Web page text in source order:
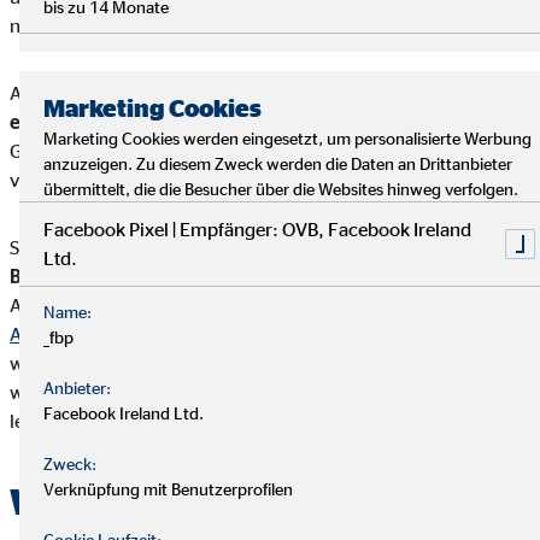
nächsten Spontankauf tätigst.
Außerdem hilft dir die Finanzübersicht,
entdecken. Sobald du nämlich weißt, wo und wann du wieviel
Geld ausgibst, kannst du darüber nachdenken, wie du die
verschiedenen Kosten senken kannst.
Sinnvoll ist das Ganze vor allem, wenn du
Bestimmtes sparen willst
Anschaffung, die nächste Reise oder einfach für
Altersvorsorge
wie viel du monatlich zurücklegen kannst. Je nachdem,
welches Sparziel du verfolgst, kannst du das Geld zur Seite
legen oder sinnvoll investieren.
Wie wird ein Haushaltsbuch
bis zu 14 Monate
Marketing Cookies
Marketing Cookies werden eingesetzt, um personalisierte Werbung
anzuzeigen. Zu diesem Zweck werden die Daten an Drittanbieter
übermittelt, die die Besucher über die Websites hinweg verfolgen.
Facebook Pixel | Empfänger: OVB, Facebook Ireland
Ltd.
Name:
_fbp
Anbieter:
Facebook Ireland Ltd.
Zweck:
Verknüpfung mit Benutzerprofilen